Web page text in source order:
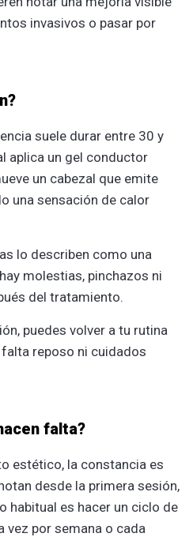
invasivos o pasar por
suele durar entre 30 y
aplica un gel conductor
un cabezal que emite
una sensación de calor
lo describen como una
molestias, pinchazos ni
del tratamiento.
puedes volver a tu rutina
reposo ni cuidados
falta?
estético, la constancia es
desde la primera sesión,
habitual es hacer un ciclo de
vez por semana o cada